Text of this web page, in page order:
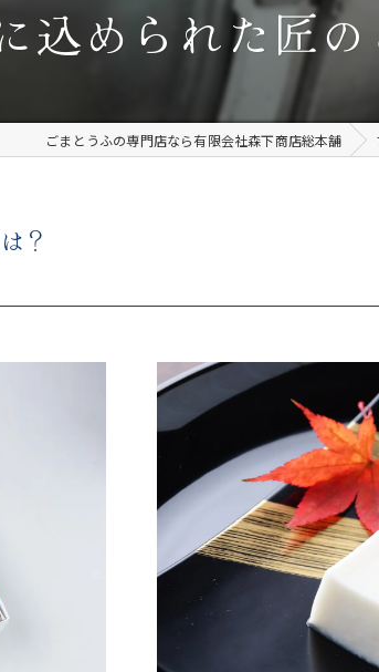
込められた匠
ごまとうふの専門店なら有限会社森下商店総本舗
？